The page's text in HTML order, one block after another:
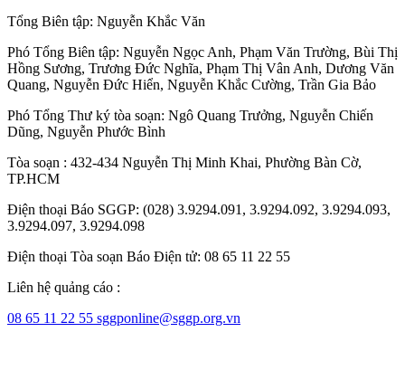
Tổng Biên tập: Nguyễn Khắc Văn
Phó Tổng Biên tập: Nguyễn Ngọc Anh, Phạm Văn Trường, Bùi Thị
Hồng Sương, Trương Đức Nghĩa, Phạm Thị Vân Anh, Dương Văn
Quang, Nguyễn Đức Hiển, Nguyễn Khắc Cường, Trần Gia Bảo
Phó Tổng Thư ký tòa soạn: Ngô Quang Trưởng, Nguyễn Chiến
Dũng, Nguyễn Phước Bình
Tòa soạn : 432-434 Nguyễn Thị Minh Khai, Phường Bàn Cờ,
TP.HCM
Điện thoại Báo SGGP: (028) 3.9294.091, 3.9294.092, 3.9294.093,
3.9294.097, 3.9294.098
Điện thoại Tòa soạn Báo Điện tử: 08 65 11 22 55
Liên hệ quảng cáo :
08 65 11 22 55 sggponline@sggp.org.vn